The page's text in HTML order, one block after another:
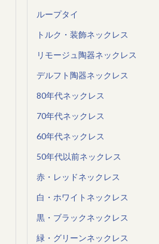
ループタイ
トルク・装飾ネックレス
リモージュ陶器ネックレス
デルフト陶器ネックレス
80年代ネックレス
70年代ネックレス
60年代ネックレス
50年代以前ネックレス
赤・レッドネックレス
白・ホワイトネックレス
黒・ブラックネックレス
緑・グリーンネックレス